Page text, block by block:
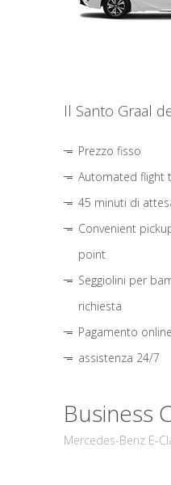
Il Santo Graal
Prezzo fisso
Automated flight
45 minuti di
Convenient
point
Seggiolini per
richiesta
Pagamento
assistenza 24/7
Business
Mercedes-Benz E-